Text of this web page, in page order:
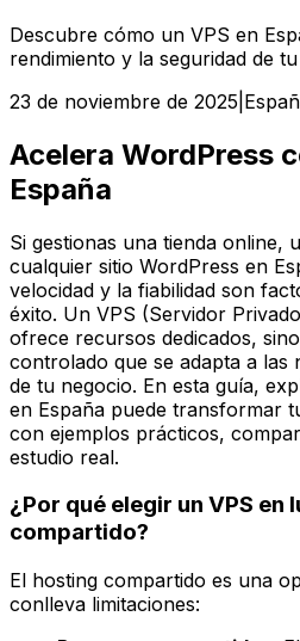
Descubre cómo un VPS en
rendimiento y la seguridad de
23 de noviembre de 2025
Acelera WordPress
España
Si gestionas una tienda online,
cualquier sitio WordPress en
velocidad y la fiabilidad son
éxito. Un VPS (Servidor
ofrece recursos dedicados,
controlado que se adapta a las
de tu negocio. En esta guía,
en España puede transformar
con ejemplos prácticos,
estudio real.
¿Por qué elegir un VPS en
compartido?
El hosting compartido es una
conlleva limitaciones: